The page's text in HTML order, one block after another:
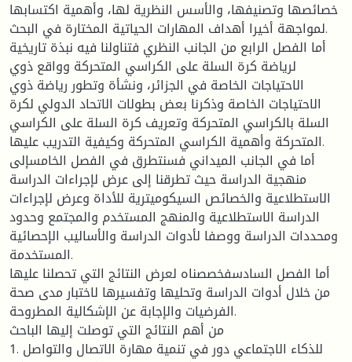
خصائصها وتصنيفها، والأسس النظرية لها، وأهمية اكتسابها
لمواجهة أخيرا أهداف المهارات الحياتية المختارة في البحث.
أما الفصل الرابع من الجانب النظري فتناولنا فيه نبذة تاريخية
لرياضة كرة السلة على الكراسي المتحركة وواقع ذوي
الاحتياجات الخاصة في الجزائر، ونشأة وتطور رياضة ذوي
الاحتياجات الخاصة وذكرنا بعض بطولات الاتحاد الدولي لكرة
السلة بالكراسي المتحركة وتعريف كرة السلة على الكراسي
المتحركة وأهمية الكراسي المتحركة وكيفية التدريب عليها.
أما في الجانب الميداني فسنتطرق في الفصل الخامسإلى
منهجية الدراسة حيث تطرقنا إلى عرض لإجراءات الدراسة
الاستطلاعية والخصائص السيكوميترية للأداة وعرض لإجراءات
الدراسة الاستطلاعية والمنهج المستخدم والمجتمع وحدود
ومحددات الدراسة ووصفا لأدوات الدراسة والأساليب الإحصائية
المستخدمة.
أما الفصل السادسفخصصناه لعرض النتائج التي تحصلنا عليها
من خلال أدوات الدراسة وتحليها وتفسيرها لاختبار مدى صحة
الفرضيات والإجابة عن الإشكالية المطروحة.
من أهم النتائج التي توصلت إليها الباحث
1. للذكاء الاجتماعي دور في تنمية مهارة الاتصال والتواصل